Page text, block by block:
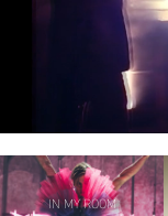
IN MY ROOM